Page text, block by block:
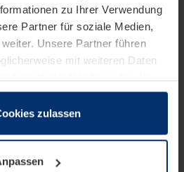
zu Ihrer Verwendung
Partner für soziale Medien,
Unsere Partner führen
mit weiteren Daten
der Dienste gesammelt
dieser Seite unbedingt
anderen Cookie-Typen benötigen
zulassen